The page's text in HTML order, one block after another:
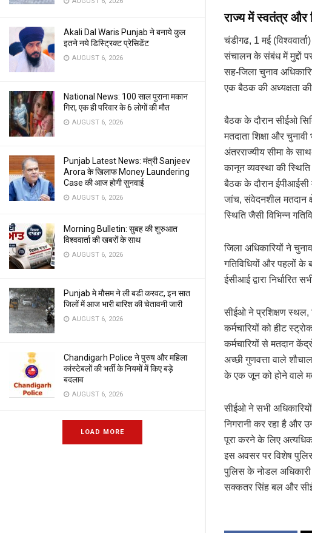
Akali Dal Waris Punjab ने बनाये कुल
इतने नये डिस्ट्रिक्ट प्रेसिडेंट
AUGUST 6, 2026
National News: 100 साल पुराना मकान
गिरा, एक ही परिवार के 6 लोगों की मौत
AUGUST 6, 2026
Punjab Latest News: मंत्री Sanjeev
Arora के खिलाफ Money Laundering
Case की आज होगी सुनवाई
AUGUST 6, 2026
Morning Bulletin: सुबह की शुरुआत
विश्ववार्ता की खबरों के साथ
AUGUST 6, 2026
Punjab मे मौसम ने ली बडी करवट, इन सात
जिलों में आज भारी बारिश की चेतावनी जारी
AUGUST 6, 2026
Chandigarh Police ने पुरुष और महिला
कांस्टेबलों की भर्ती के नियमों में किए बड़े
बदलाव
AUGUST 6, 2026
LOAD MORE
राज्य में स्वतंत्र और
चंडीगढ, 1 मई
संचालन के संबंध में मुद्दों
सह-जिला चुनाव
एक बैठक की अध्यक्षता
बैठक के दौरान सीईओ
मतदाता शिक्षा और
अंतरराज्यीय सीमा के
कानून व्यवस्था की स्थिति
बैठक के दौरान ईपीआईसी
जांच, संवेदनशील मतदान
स्थिति जैसी विभिन्न
जिला अधिकारियों ने
गतिविधियों और पहलों के
ईसीआई द्वारा निर्धारित
सीईओ ने प्रशिक्षण स्थल,
कर्मचारियों को हीट
कर्मचारियों से मतदान
अच्छी गुणवत्ता वाले
के एक जून को होने वाले
सीईओ ने सभी
निगरानी कर रहा है और
पूरा करने के लिए
इस अवसर पर विशेष
पुलिस के नोडल
सक्कतर सिंह बल और